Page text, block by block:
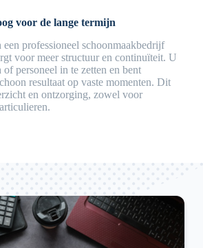
voor de lange termijn
professioneel schoonmaakbedrijf
voor meer structuur en continuïteit. U
personeel in te zetten en bent
resultaat op vaste momenten. Dit
en ontzorging, zowel voor